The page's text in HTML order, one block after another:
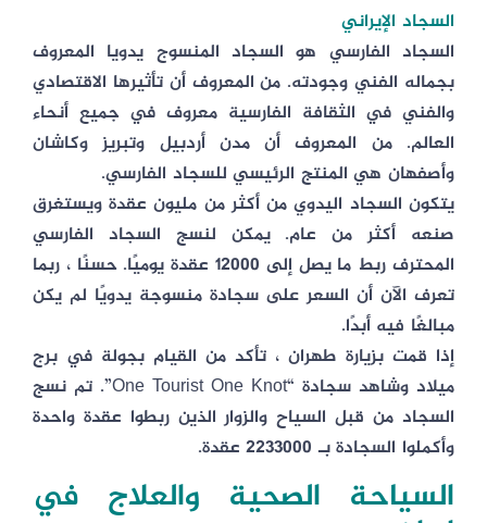
السجاد الإيراني
السجاد الفارسي هو السجاد المنسوج يدويا المعروف
بجماله الفني وجودته. من المعروف أن تأثيرها الاقتصادي
والفني في الثقافة الفارسية معروف في جميع أنحاء
العالم. من المعروف أن مدن أردبيل وتبريز وكاشان
وأصفهان هي المنتج الرئيسي للسجاد الفارسي.
يتكون السجاد اليدوي من أكثر من مليون عقدة ويستغرق
صنعه أكثر من عام. يمكن لنسج السجاد الفارسي
المحترف ربط ما يصل إلى 12000 عقدة يوميًا. حسنًا ، ربما
تعرف الآن أن السعر على سجادة منسوجة يدويًا لم يكن
مبالغًا فيه أبدًا.
إذا قمت بزيارة طهران ، تأكد من القيام بجولة في برج
ميلاد وشاهد سجادة “One Tourist One Knot”. تم نسج
السجاد من قبل السياح والزوار الذين ربطوا عقدة واحدة
وأكملوا السجادة بـ 2233000 عقدة.
السياحة الصحية والعلاج في